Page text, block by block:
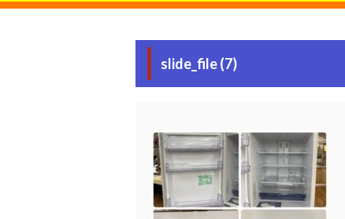
slide_file (7)